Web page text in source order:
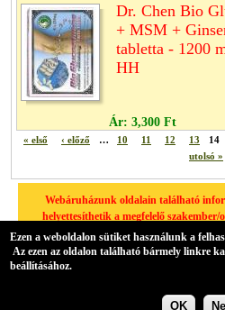
Dr. Chen Bio
+ MSM +
tabletta - 1200
HH
Ár: 3,300 Ft
« első ‹ előző … 10 11 12 13 14
utolsó »
Webáruházunk oldalain található
helyettesíthetik a megfelelő szakember/
egészségügyi problémája van,
Ezen a weboldalon sütiket használunk a
Az ezen az oldalon található bármely linkre
beállításához.
OK